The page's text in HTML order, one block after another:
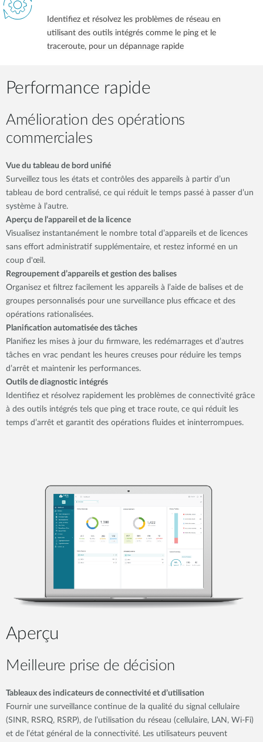
Identifiez et résolvez les problèmes de réseau en
utilisant des outils intégrés comme le ping et le
traceroute, pour un dépannage rapide
Performance rapide
Amélioration des opérations
commerciales
Vue du tableau de bord unifié
Surveillez tous les états et contrôles des appareils à partir d’un
tableau de bord centralisé, ce qui réduit le temps passé à passer d’un
système à l’autre.
Aperçu de l’appareil et de la licence
Visualisez instantanément le nombre total d’appareils et de licences
sans effort administratif supplémentaire, et restez informé en un
coup d'œil.
Regroupement d’appareils et gestion des balises
Organisez et filtrez facilement les appareils à l’aide de balises et de
groupes personnalisés pour une surveillance plus efficace et des
opérations rationalisées.
Planification automatisée des tâches
Planifiez les mises à jour du firmware, les redémarrages et d’autres
tâches en vrac pendant les heures creuses pour réduire les temps
d’arrêt et maintenir les performances.
Outils de diagnostic intégrés
Identifiez et résolvez rapidement les problèmes de connectivité grâce
à des outils intégrés tels que ping et trace route, ce qui réduit les
temps d’arrêt et garantit des opérations fluides et ininterrompues.
Aperçu
Meilleure prise de décision
Tableaux des indicateurs de connectivité et d’utilisation
Fournir une surveillance continue de la qualité du signal cellulaire
(SINR, RSRQ, RSRP), de l’utilisation du réseau (cellulaire, LAN, Wi-Fi)
et de l’état général de la connectivité. Les utilisateurs peuvent